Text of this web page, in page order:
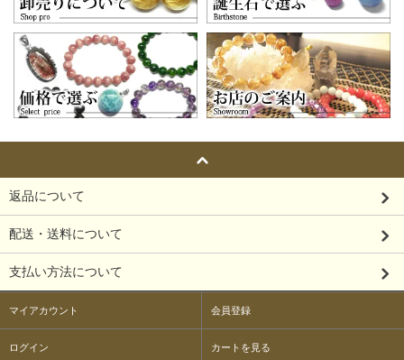
返品について
配送・送料について
支払い方法について
マイアカウント 会員登録
ログイン カートを見る